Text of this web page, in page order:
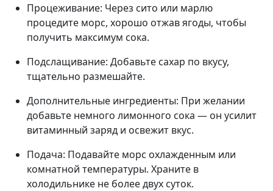
Процеживание: Через сито или марлю
процедите морс, хорошо отжав ягоды, чтобы
получить максимум сока.
Подслащивание: Добавьте сахар по вкусу,
тщательно размешайте.
Дополнительные ингредиенты: При желании
добавьте немного лимонного сока — он усилит
витаминный заряд и освежит вкус.
Подача: Подавайте морс охлажденным или
комнатной температуры. Храните в
холодильнике не более двух суток.